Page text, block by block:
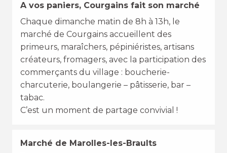
A vos paniers, Courgains fait son marché
Chaque dimanche matin de 8h à 13h, le
marché de Courgains accueillent des
primeurs, maraîchers, pépiniéristes, artisans
créateurs, fromagers, avec la participation des
commerçants du village : boucherie-
charcuterie, boulangerie – pâtisserie, bar –
tabac.
C’est un moment de partage convivial !
Marché de Marolles-les-Braults